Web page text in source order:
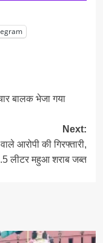
बालक भेजा गया
Next:
आरोपी की गिरफ्तारी,
लीटर महुआ शराब जब्त